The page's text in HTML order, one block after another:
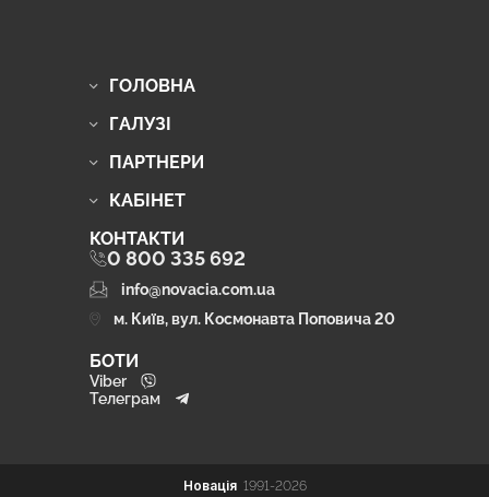
ГОЛОВНА
ГАЛУЗІ
ПАРТНЕРИ
КАБІНЕТ
КОНТАКТИ
0 800 335 692
info@novacia.com.ua
м. Київ, вул. Космонавта Поповича 20
БОТИ
Viber
Телеграм
Новація 1991-2026